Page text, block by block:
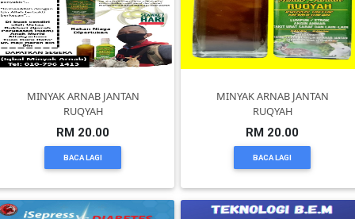
MINYAK ARNAB JANTAN
RUQYAH
RM 20.00
BACA LAGI
MINYAK ARNAB JANTAN
RUQYAH
RM 20.00
BACA LAGI
PRODUK
DIGITAL(29)
PERNIAGAAN(41)